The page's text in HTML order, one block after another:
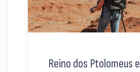
Reino dos Ptolomeus e